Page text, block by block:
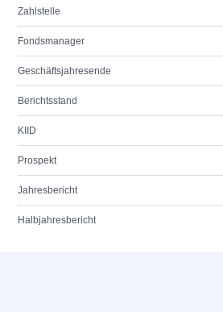
Zahlstelle
Fondsmanager
Geschäftsjahresende
Berichtsstand
KIID
Prospekt
Jahresbericht
Halbjahresbericht